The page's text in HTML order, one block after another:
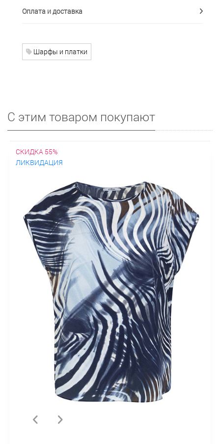
Оплата и доставка
Шарфы и платки
С этим товаром покупают
СКИДКА 55%
ЛИКВИДАЦИЯ